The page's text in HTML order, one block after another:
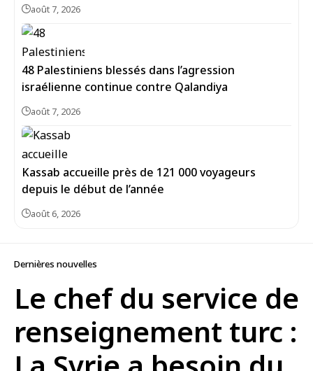
août 7, 2026
48 Palestiniens blessés dans l’agression
israélienne continue contre Qalandiya
août 7, 2026
Kassab accueille près de 121 000 voyageurs
depuis le début de l’année
août 6, 2026
Dernières nouvelles
Le chef du service de
renseignement turc :